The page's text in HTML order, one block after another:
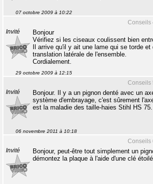
07 octobre 2009 à 10:22
Conseils
Invité
Bonjour
Vérifiez si les ciseaux coulissent bien
Il arrive qu'il y ait une lame qui se torde
translation latérale de l'ensemble.
Cordialement.
29 octobre 2009 à 12:15
Conseils
Invité
Bonjour. Il y a un pignon denté avec un
système d'embrayage, c'est sûrement
est la maladie des taille-haies Stihl HS 75.
06 novembre 2011 à 10:18
Conseils
Invité
Bonjour, peut-être tout simplement un
démontez la plaque à l'aide d'une clé